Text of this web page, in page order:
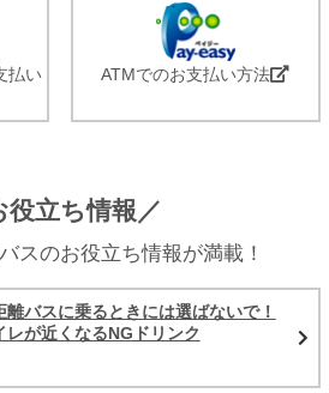
払い
ATMでのお支払い方法
役立ち情報／
スのお役立ち情報が満載！
離バスに乗るときには選ばないで！
レが近くなるNGドリンク